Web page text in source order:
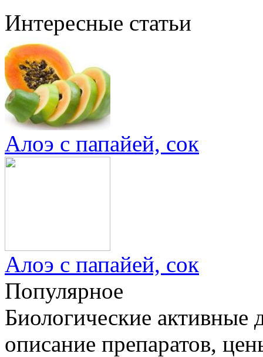
Интересные статьи
Алоэ с папайей, сок
Алоэ с папайей, сок
Популярное
Биологические активные
описание препаратов,